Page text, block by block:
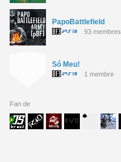
PapoBattlefield
93 membres
Só Meu!
1 membre
Fan de